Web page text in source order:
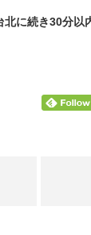
北に続き30分以